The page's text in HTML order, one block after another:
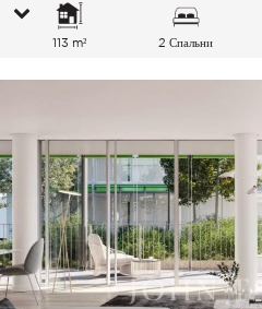
113 m² 2 Спальни